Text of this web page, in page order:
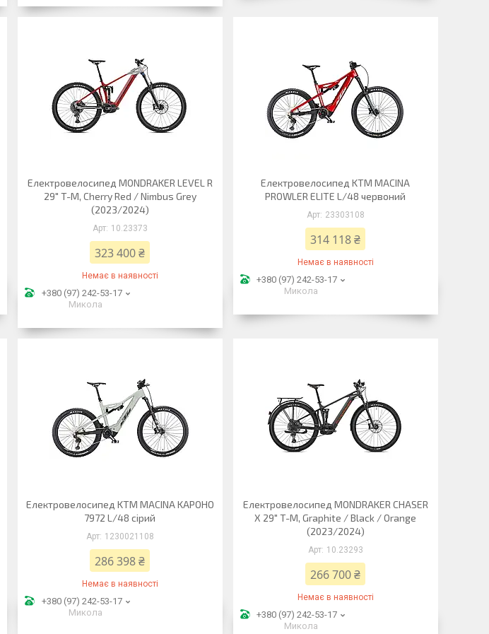
Електровелосипед MONDRAKER LEVEL R
29" T-M, Cherry Red / Nimbus Grey
(2023/2024)
10.23373
323 400 ₴
Немає в наявності
+380 (97) 242-53-17
Микола
Електровелосипед KTM MACINA
PROWLER ELITE L/48 червоний
23303108
314 118 ₴
Немає в наявності
+380 (97) 242-53-17
Микола
Електровелосипед KTM MACINA KAPOHO
7972 L/48 сірий
1230021108
286 398 ₴
Немає в наявності
+380 (97) 242-53-17
Микола
Електровелосипед MONDRAKER CHASER
X 29" T-M, Graphite / Black / Orange
(2023/2024)
10.23293
266 700 ₴
Немає в наявності
+380 (97) 242-53-17
Микола